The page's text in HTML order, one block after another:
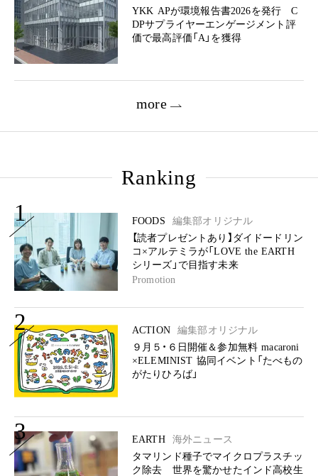
YKK APが環境報告書2026を発行 C
DPサプライヤーエンゲージメント評
価で最高評価「A」を獲得
more
Ranking
1 FOODS
編集部オリジナル
【読者プレゼントあり】ダイドードリン
コ×アルテミラが「LOVE the EARTH
シリーズ」で目指す未来
Promotion
2 ACTION
編集部オリジナル
９月５・６日開催＆参加無料 macaroni
×ELEMINIST 協同イベント「たべもの
がたりひろば」
3 EARTH
海外ニュース
タマリンド種子でマイクロプラスチッ
ク除去 世界を驚かせたインド高校生